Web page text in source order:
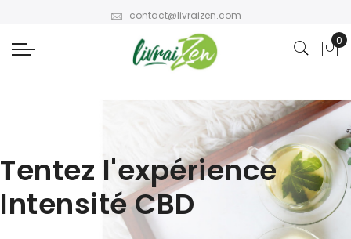
contact@livraizen.com
Tentez l'expérience
Intensité CBD